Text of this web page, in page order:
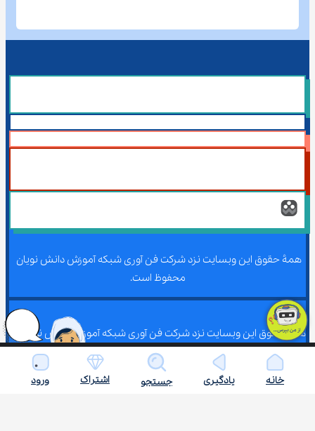
همۀ حقوق این وبسایت نزد شرکت فن آوری شبکه آموزش دانش نویان
محفوظ است.
همۀ حقوق این وبسایت نزد شرکت فن آوری شبکه آموزش دانش نویان
محفوظ است.
خانه یادگیری جستجو اشتراک ورود